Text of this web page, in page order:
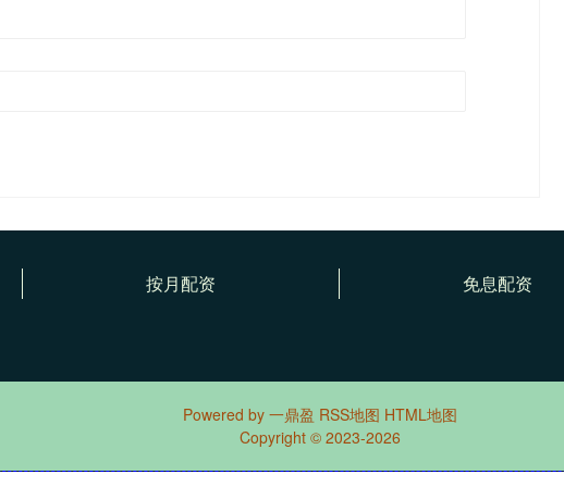
按月配资 免息配资
Powered by 一鼎盈 RSS地图 HTML地图
Copyright © 2023-2026